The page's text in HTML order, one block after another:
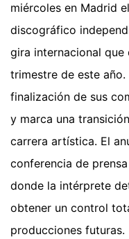
miércoles en Madrid
discográfico
gira internacional que
trimestre de este
finalización de sus
y marca una
carrera artística. El
conferencia de
donde la intérprete
obtener un control
producciones futuras.